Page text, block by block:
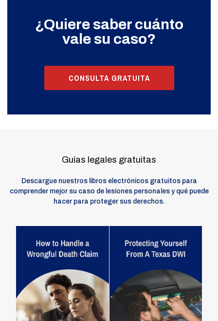
¿Quiere saber cuánto
vale su caso?
CONSULTA GRATUITA
Guías legales gratuitas
Descargue nuestros libros electrónicos gratuitos para
comprender mejor su caso de lesiones personales y qué puede
hacer para proteger sus derechos.